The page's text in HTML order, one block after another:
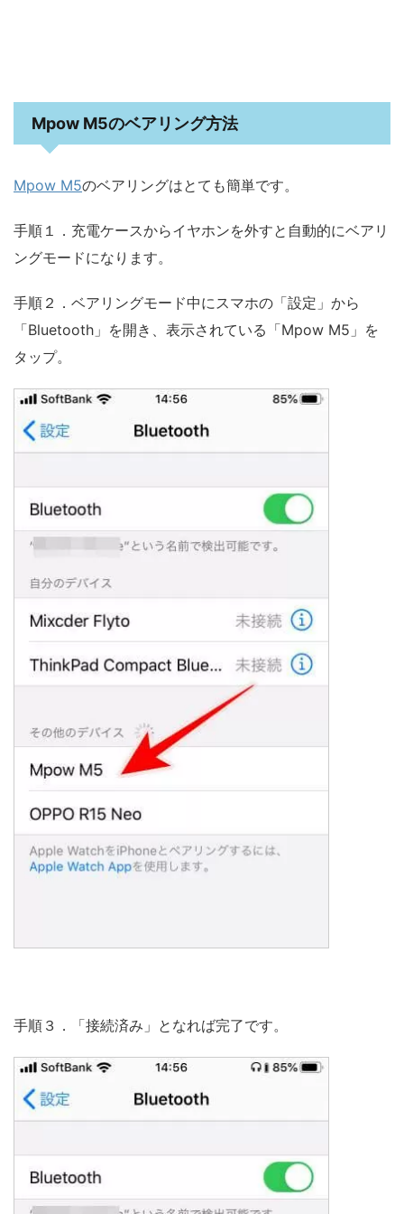
Mpow M5のベアリング方法
Mpow M5のベアリングはとても簡単です。
手順１．充電ケースからイヤホンを外すと自動的にベアリ
ングモードになります。
手順２．ベアリングモード中にスマホの「設定」から
「Bluetooth」を開き、表示されている「Mpow M5」を
タップ。
手順３．「接続済み」となれば完了です。